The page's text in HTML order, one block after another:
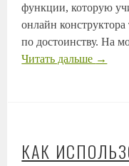
функции, которую
онлайн
по достоинству. На
Читать дальше →
КАК